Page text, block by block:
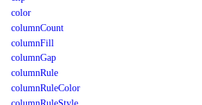
color
columnCount
columnFill
columnGap
columnRule
columnRuleColor
columnRuleStyle